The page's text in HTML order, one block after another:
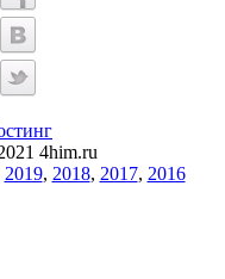
4him.ru
2019, 2018, 2017, 2016